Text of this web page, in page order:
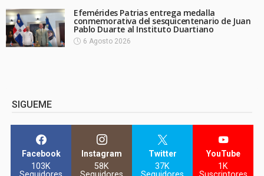
Efemérides Patrias entrega medalla
conmemorativa del sesquicentenario de Juan
Pablo Duarte al Instituto Duartiano
6 Agosto 2026
SIGUEME
Facebook
103K
Instagram
58K
Twitter
37K
YouTube
1K